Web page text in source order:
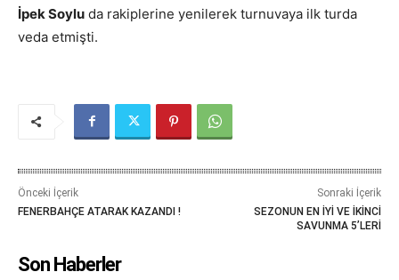
İpek Soylu da rakiplerine yenilerek turnuvaya ilk turda
veda etmişti.
Önceki İçerik
FENERBAHÇE ATARAK KAZANDI !
Sonraki İçerik
SEZONUN EN İYİ VE İKİNCİ
SAVUNMA 5’LERİ
Son Haberler